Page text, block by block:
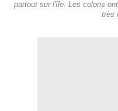
partout sur l'île. Les colons
très